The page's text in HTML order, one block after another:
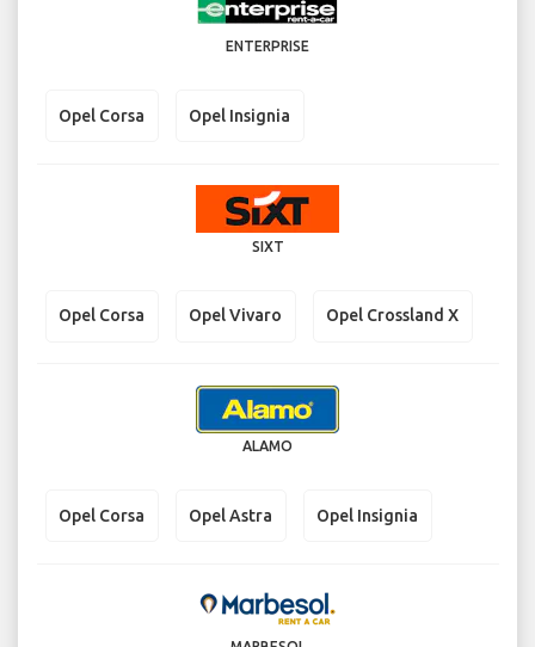
ENTERPRISE
Opel Corsa Opel Insignia
SIXT
Opel Corsa Opel Vivaro Opel Crossland X
ALAMO
Opel Corsa Opel Astra Opel Insignia